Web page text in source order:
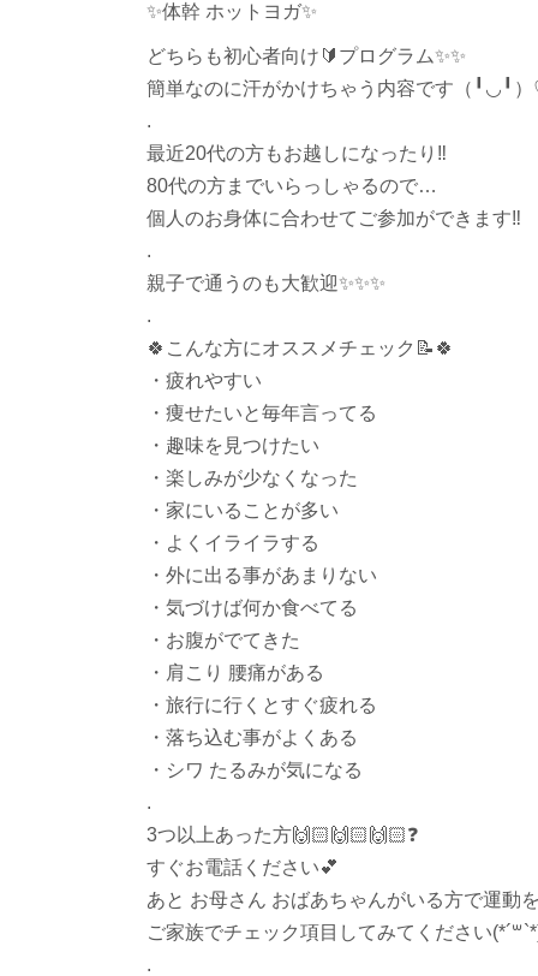
✨体幹 ホットヨガ✨
どちらも初心者向け 🔰 プログラム✨✨
簡単なのに汗がかけちゃう内容です（╹◡╹
.
最近20代の方もお越しになったり ‼︎
80代の方までいらっしゃるので…
個人のお身体に合わせてご参加ができます‼️
.
親子で通うのも大歓迎✨✨✨
.
🍀 こんな方にオススメチェック 📝 🍀
・疲れやすい
・痩せたいと毎年言ってる
・趣味を見つけたい
・楽しみが少なくなった
・家にいることが多い
・よくイライラする
・外に出る事があまりない
・気づけば何か食べてる
・お腹がでてきた
・肩こり 腰痛がある
・旅行に行くとすぐ疲れる
・落ち込む事がよくある
・シワ たるみが気になる
.
3つ以上あった方🙌🏻 🙌🏻 🙌🏻❓
すぐお電話ください💕
あと お母さん おばあちゃんがいる方で運動
ご家族でチェック項目してみてください
.